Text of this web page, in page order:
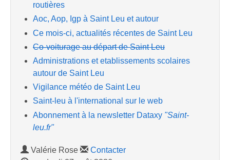
routières
Aoc, Aop, Igp à Saint Leu et autour
Ce mois-ci, actualités récentes de Saint Leu
Co-voiturage au départ de Saint Leu
Administrations et etablissements scolaires
autour de Saint Leu
Vigilance météo de Saint Leu
Saint-leu à l'international sur le web
Abonnement à la newsletter Dataxy "Saint-
leu.fr"
Valérie Rose
Contacter